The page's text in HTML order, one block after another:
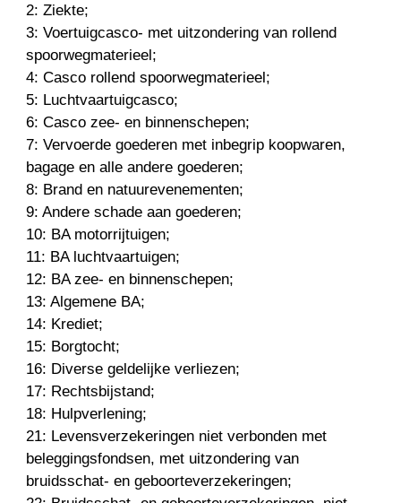
2: Ziekte;
3: Voertuigcasco- met uitzondering van rollend
spoorwegmaterieel;
4: Casco rollend spoorwegmaterieel;
5: Luchtvaartuigcasco;
6: Casco zee- en binnenschepen;
7: Vervoerde goederen met inbegrip koopwaren,
bagage en alle andere goederen;
8: Brand en natuurevenementen;
9: Andere schade aan goederen;
10: BA motorrijtuigen;
11: BA luchtvaartuigen;
12: BA zee- en binnenschepen;
13: Algemene BA;
14: Krediet;
15: Borgtocht;
16: Diverse geldelijke verliezen;
17: Rechtsbijstand;
18: Hulpverlening;
21: Levensverzekeringen niet verbonden met
beleggingsfondsen, met uitzondering van
bruidsschat- en geboorteverzekeringen;